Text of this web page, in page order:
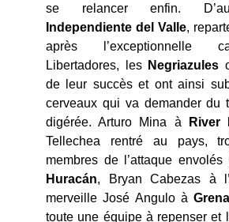
se relancer enfin.
Independiente del Valle,
après l’exceptionnelle
Libertadores, les Negriazules
de leur succès et ont ainsi
cerveaux qui va demander du
digérée. Arturo Mina à
River
Tellechea rentré au pays,
membres de l’attaque
Huracán, Bryan Cabezas à l’
merveille José Angulo à
toute une équipe à repenser et